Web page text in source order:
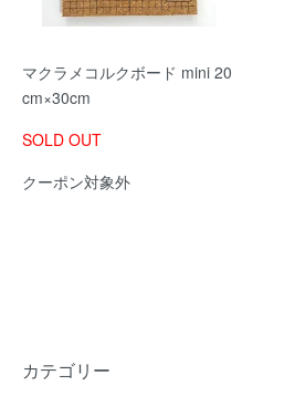
マクラメコルクボード mini 20
cm×30cm
SOLD OUT
クーポン対象外
カテゴリー